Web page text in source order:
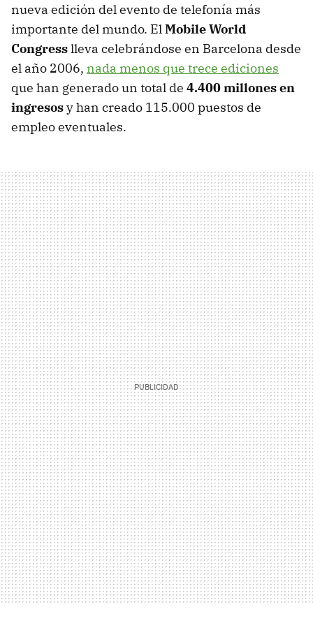
nueva edición del evento de telefonía más
importante del mundo. ElMobile World
Congresslleva celebrándose en Barcelona desde
el año 2006, nada menos que trece ediciones
que han generado un total de 4.400 millones en
ingresosy han creado 115.000 puestos de
empleo eventuales.